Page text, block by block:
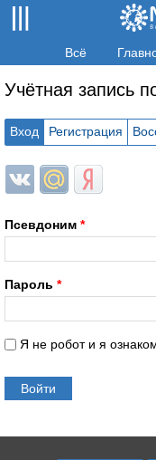
Всё
Учётная запись
Вход Регистрация
Login with ВКонтакте
Login with Mail.ru
Login with
Псевдоним *
Пароль *
Я не робот и я